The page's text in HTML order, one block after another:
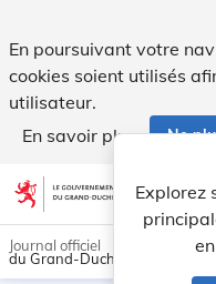
En poursuivant votre
cookies soient utilisés
utilisateur.
En savoir plus
Ne
Aller au contenu Explorez
Journal officiel
du Grand-Duché de